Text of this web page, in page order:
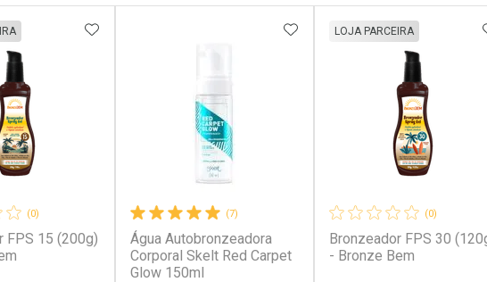
FAVORITOS
(0)
FPS 15 (200g)
ADICIONAR AOS FAVORITOS
(7)
Água Autobronzeadora
Corporal Skelt Red Carpet
Glow 150ml
ADICIONAR AOS
(0)
Bronzeador FPS 30
- Bronze Bem
LOJA PARCEIRA